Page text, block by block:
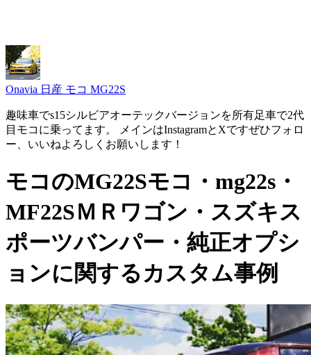
Onavia 日産 モコ MG22S
趣味車でs15シルビアオーテックバージョンを所有足車で2代
目モコに乗ってます。 メインはInstagramとXですぜひフォロ
ー、いいねよろしくお願いします！
モコのMG22Sモコ・mg22s・
MF22SＭＲワゴン・スズキス
ポーツバンパー・純正オプシ
ョンに関するカスタム事例